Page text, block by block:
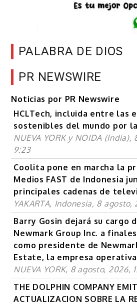
PALABRA DE DIOS
PR NEWSWIRE
Noticias por PR Newswire
HCLTech, incluida entre las
sostenibles del mundo por
NUEVA YORK y NOIDA (India),
9:23
Coolita pone en marcha la
Medios FAST de Indonesia
principales cadenas de
YAKARTA, Indonesia, 8 agosto,
Barry Gosin dejará su cargo
Newmark Group Inc. a
como presidente de
Estate, la empresa
NUEVA YORK, 8 agosto, 2026,
THE DOLPHIN COMPANY
ACTUALIZACION SOBRE LA